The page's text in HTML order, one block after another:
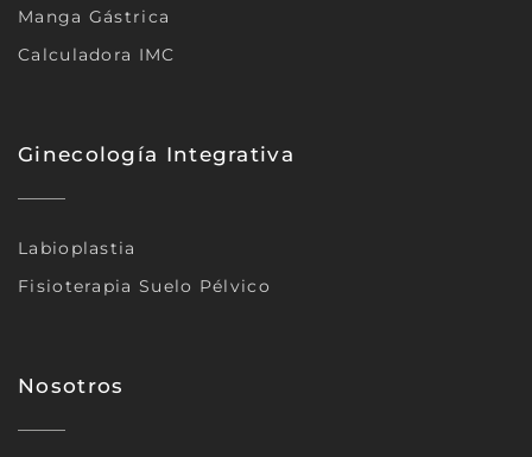
Manga Gástrica
Calculadora IMC
Ginecología Integrativa
Labioplastia
Fisioterapia Suelo Pélvico
Nosotros